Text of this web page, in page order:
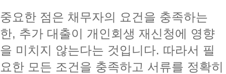
중요한 점은 채무자의 요건을 충족하는
한, 추가 대출이 개인회생 재신청에 영향
을 미치지 않는다는 것입니다. 따라서 필
요한 모든 조건을 충족하고 서류를 정확히